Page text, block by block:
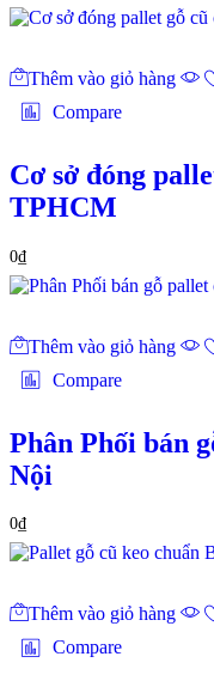
Thêm vào giỏ hàng
Compare
Cơ sở đóng
TPHCM
0₫
Thêm vào giỏ hàng
Compare
Phân Phối bán
Nội
0₫
Thêm vào giỏ hàng
Compare